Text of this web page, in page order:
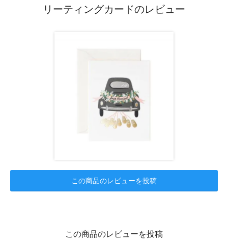
リーティングカードのレビュー
この商品のレビューを投稿
この商品のレビューを投稿